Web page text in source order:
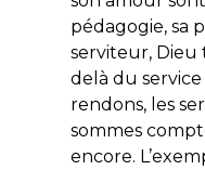
pédagogie, sa
serviteur, Dieu
delà du
rendons, les
sommes
encore.